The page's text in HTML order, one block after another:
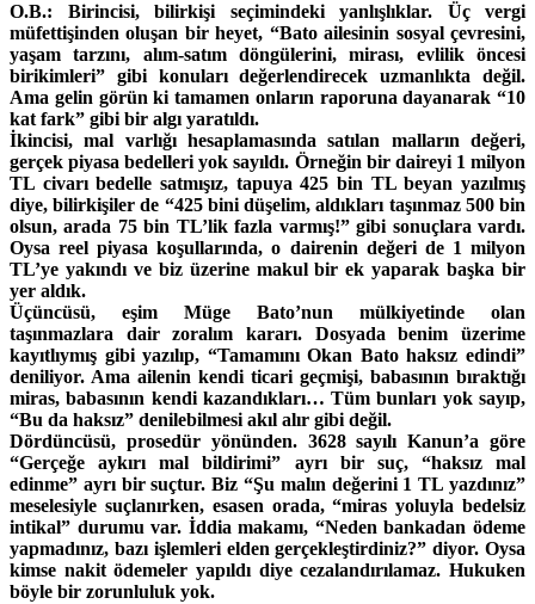
O.B.: Birincisi, bilirkişi seçimindeki yanlışlıklar. Üç vergi
müfettişinden oluşan bir heyet, “Bato ailesinin sosyal çevresini,
yaşam tarzını, alım-satım döngülerini, mirası, evlilik öncesi
birikimleri” gibi konuları değerlendirecek uzmanlıkta değil.
Ama gelin görün ki tamamen onların raporuna dayanarak “10
kat fark” gibi bir algı yaratıldı.
İkincisi, mal varlığı hesaplamasında satılan malların değeri,
gerçek piyasa bedelleri yok sayıldı. Örneğin bir daireyi 1 milyon
TL civarı bedelle satmışız, tapuya 425 bin TL beyan yazılmış
diye, bilirkişiler de “425 bini düşelim, aldıkları taşınmaz 500 bin
olsun, arada 75 bin TL’lik fazla varmış!” gibi sonuçlara vardı.
Oysa reel piyasa koşullarında, o dairenin değeri de 1 milyon
TL’ye yakındı ve biz üzerine makul bir ek yaparak başka bir
yer aldık.
Üçüncüsü, eşim Müge Bato’nun mülkiyetinde olan
taşınmazlara dair zoralım kararı. Dosyada benim üzerime
kayıtlıymış gibi yazılıp, “Tamamını Okan Bato haksız edindi”
deniliyor. Ama ailenin kendi ticari geçmişi, babasının bıraktığı
miras, babasının kendi kazandıkları… Tüm bunları yok sayıp,
“Bu da haksız” denilebilmesi akıl alır gibi değil.
Dördüncüsü, prosedür yönünden. 3628 sayılı Kanun’a göre
“Gerçeğe aykırı mal bildirimi” ayrı bir suç, “haksız mal
edinme” ayrı bir suçtur. Biz “Şu malın değerini 1 TL yazdınız”
meselesiyle suçlanırken, esasen orada, “miras yoluyla bedelsiz
intikal” durumu var. İddia makamı, “Neden bankadan ödeme
yapmadınız, bazı işlemleri elden gerçekleştirdiniz?” diyor. Oysa
kimse nakit ödemeler yapıldı diye cezalandırılamaz. Hukuken
böyle bir zorunluluk yok.